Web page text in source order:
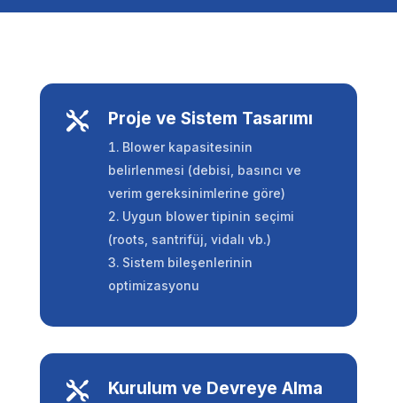
 Proje ve Sistem Tasarımı
Blower kapasitesinin
belirlenmesi (debisi, basıncı ve
verim gereksinimlerine göre)
Uygun blower tipinin seçimi
(roots, santrifüj, vidalı vb.)
Sistem bileşenlerinin
optimizasyonu
 Kurulum ve Devreye Alma